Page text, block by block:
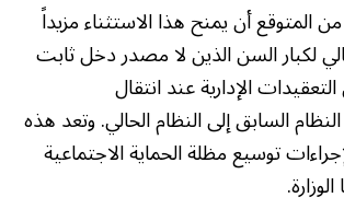
المتوقع أن يمنح هذا الاستثناء مزيداً
لكبار السن الذين لا مصدر دخل ثابت
الإدارية عند انتقال
السابق إلى النظام الحالي. وتعد هذه
توسيع مظلة الحماية الاجتماعية